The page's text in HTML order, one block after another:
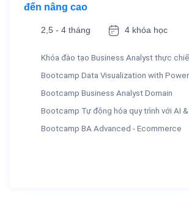
đến nâng cao
2,5 - 4 tháng 4 khóa học
Khóa đào tạo Business Analyst thực
Bootcamp Data Visualization with Power
Bootcamp Business Analyst Domain
Bootcamp Tự động hóa quy trình với AI &
Bootcamp BA Advanced - Ecommerce